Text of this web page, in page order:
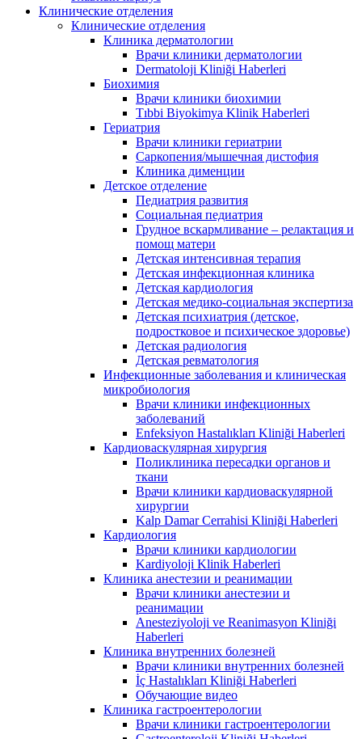
Клинические отделения
Клинические отделения
Клиника дерматологии
Врачи клиники дерматологии
Dermatoloji Kliniği Haberleri
Биохимия
Врачи клиники биохимии
Tıbbi Biyokimya Klinik Haberleri
Гериатрия
Врачи клиники гериатрии
Саркопения/мышечная дистофия
Клиника дименции
Детское отделение
Педиатрия развития
Социальная педиатрия
Грудное вскармливание – релактация и
помощ матери
Детская интенсивная терапия
Детская инфекционная клиника
Детская кардиология
Детская медико-социальная экспертиза
Детская психиатрия (детское,
подростковое и психическое здоровье)
Детская радиология
Детская ревматология
Инфекционные заболевания и клиническая
микробиология
Врачи клиники инфекционных
заболеваний
Enfeksiyon Hastalıkları Kliniği Haberleri
Кардиоваскулярная хирургия
Поликлиника пересадки органов и
ткани
Врачи клиники кардиоваскулярной
хирургии
Kalp Damar Cerrahisi Kliniği Haberleri
Кардиология
Врачи клиники кардиологии
Kardiyoloji Klinik Haberleri
Клиника анестезии и реанимации
Врачи клиники анестезии и
реанимации
Anesteziyoloji ve Reanimasyon Kliniği
Haberleri
Клиника внутренних болезней
Врачи клиники внутренних болезней
İç Hastalıkları Kliniği Haberleri
Обучающие видео
Клиника гастроентерологии
Врачи клиники гастроентерологии